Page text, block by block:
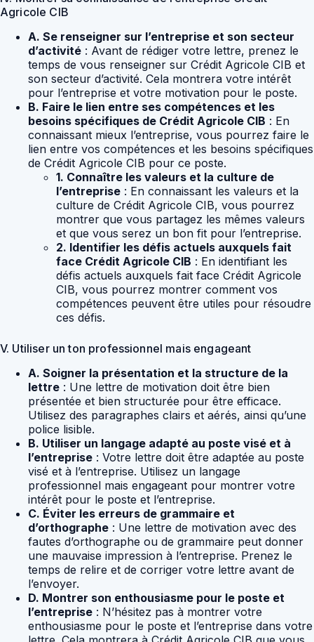
Agricole CIB
A. Se renseigner sur l’entreprise et son secteur
d’activité : Avant de rédiger votre lettre, prenez le
temps de vous renseigner sur Crédit Agricole CIB et
son secteur d’activité. Cela montrera votre intérêt
pour l’entreprise et votre motivation pour le poste.
B. Faire le lien entre ses compétences et les
besoins spécifiques de Crédit Agricole CIB : En
connaissant mieux l’entreprise, vous pourrez faire le
lien entre vos compétences et les besoins spécifiques
de Crédit Agricole CIB pour ce poste.
1. Connaître les valeurs et la culture de
l’entreprise : En connaissant les valeurs et la
culture de Crédit Agricole CIB, vous pourrez
montrer que vous partagez les mêmes valeurs
et que vous serez un bon fit pour l’entreprise.
2. Identifier les défis actuels auxquels fait
face Crédit Agricole CIB : En identifiant les
défis actuels auxquels fait face Crédit Agricole
CIB, vous pourrez montrer comment vos
compétences peuvent être utiles pour résoudre
ces défis.
V. Utiliser un ton professionnel mais engageant
A. Soigner la présentation et la structure de la
lettre : Une lettre de motivation doit être bien
présentée et bien structurée pour être efficace.
Utilisez des paragraphes clairs et aérés, ainsi qu’une
police lisible.
B. Utiliser un langage adapté au poste visé et à
l’entreprise : Votre lettre doit être adaptée au poste
visé et à l’entreprise. Utilisez un langage
professionnel mais engageant pour montrer votre
intérêt pour le poste et l’entreprise.
C. Éviter les erreurs de grammaire et
d’orthographe : Une lettre de motivation avec des
fautes d’orthographe ou de grammaire peut donner
une mauvaise impression à l’entreprise. Prenez le
temps de relire et de corriger votre lettre avant de
l’envoyer.
D. Montrer son enthousiasme pour le poste et
l’entreprise : N’hésitez pas à montrer votre
enthousiasme pour le poste et l’entreprise dans votre